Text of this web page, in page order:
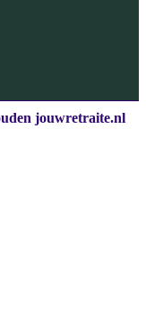
jouwretraite.nl